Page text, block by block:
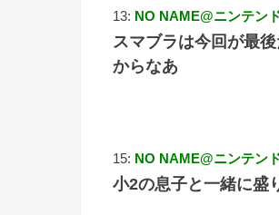
13: NO NAME@ニンテン
スマブラは今回が最
からなあ
15: NO NAME@ニンテン
小2の息子と一緒に盛